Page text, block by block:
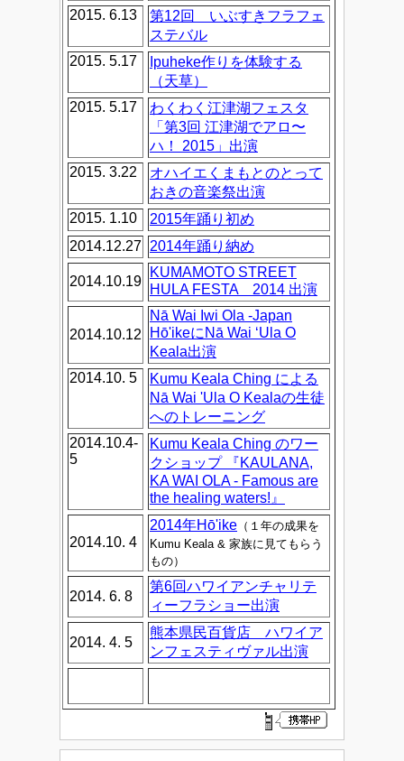
2015. 6.13
第12回 いぶすきフラフェ
ステバル
2015. 5.17
Ipuheke作りを体験する
（天草）
2015. 5.17
わくわく江津湖フェスタ
「第3回 江津湖でアロ〜
ハ！ 2015」出演
2015. 3.22
オハイエくまもとのとって
おきの音楽祭出演
2015. 1.10
2015年踊り初め
2014.12.27 2014年踊り納め
2014.10.19
KUMAMOTO STREET
HULA FESTA 2014 出演
2014.10.12
Nā Wai Iwi Ola -Japan
Hō'ikeにNā Wai ‘Ula O
Keala出演
2014.10. 5
Kumu Keala Ching による
Nā Wai 'Ula O Kealaの生徒
へのトレーニング
2014.10.4-
5
Kumu Keala Ching のワー
クショップ 『KAULANA,
KA WAI OLA - Famous are
the healing waters!』
2014.10. 4
2014年Hō'ike （１年の成果を
Kumu Keala & 家族に見てもらう
もの）
2014. 6. 8
第6回ハワイアンチャリテ
ィーフラショー出演
2014. 4. 5
熊本県民百貨店 ハワイア
ンフェスティヴァル出演